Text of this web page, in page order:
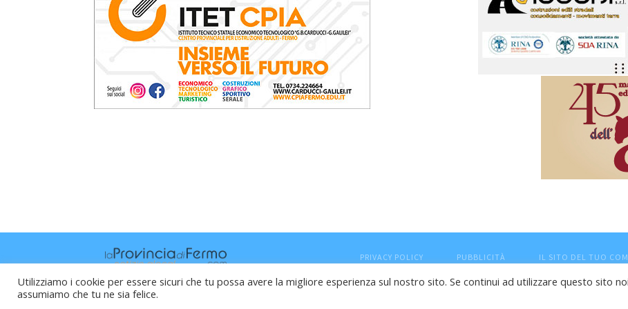
PRIVACY POLICY PUBBLICITÀ IL SITO DEL TUO
Raffaele Vitali - via Leopardi 10 - 61121 Pesaro (PU) - Cod.Fisc VTLRFL77B02L500Y - Testata
Utilizziamo i cookie per essere sicuri che tu possa avere la migliore esperienza sul nostro sito. Se continui ad utilizzare questo sito noi
assumiamo che tu ne sia felice.